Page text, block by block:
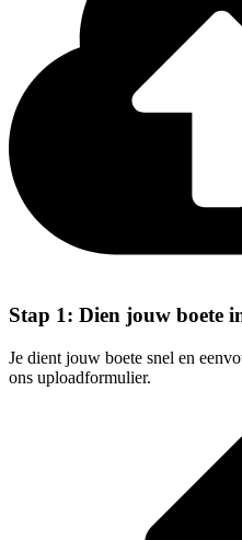
Stap 1: Dien jouw boete
Je dient jouw boete snel en
ons uploadformulier.